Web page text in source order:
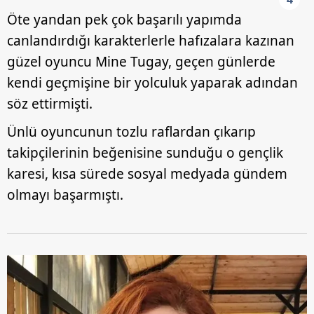
Öte yandan pek çok başarılı yapımda
canlandırdığı karakterlerle hafızalara kazınan
güzel oyuncu Mine Tugay, geçen günlerde
kendi geçmişine bir yolculuk yaparak adından
söz ettirmişti.
Ünlü oyuncunun tozlu raflardan çıkarıp
takipçilerinin beğenisine sunduğu o gençlik
karesi, kısa sürede sosyal medyada gündem
olmayı başarmıştı.